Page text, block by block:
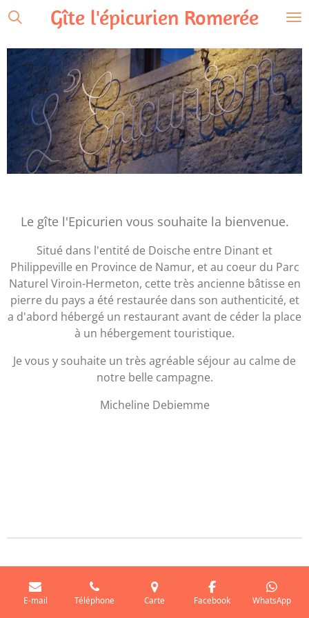
Passer
contenu
principal
Gîte l'épicurien Romerée
Le gîte l'Epicurien vous souhaite la bienvenue.
Situé dans l'entité de Doische entre Dinant et
Philippeville en Province de Namur, et au coeur du Parc
Naturel Viroin-Hermeton, cette très ancienne bâtisse en
pierre du pays a été restaurée dans son authenticité, et
a d'abord hébergé un restaurant avant de céder la place
à un hébergement touristique.
Je vous y souhaite un très agréable séjour au calme de
notre belle campagne.
Micheline Debiemme
E-mail Téléphone Carte Facebook WhatsApp